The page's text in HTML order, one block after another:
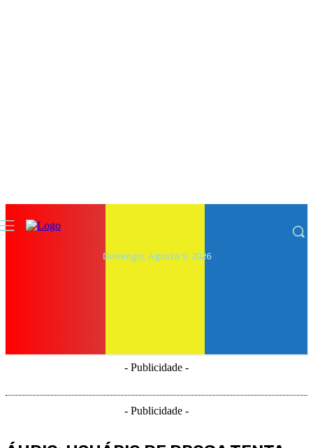
Domingo, Agosto 9, 2026
- Publicidade -
- Publicidade -